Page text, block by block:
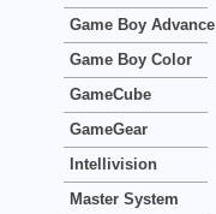
Game Boy Advance
Game Boy Color
GameCube
GameGear
Intellivision
Master System